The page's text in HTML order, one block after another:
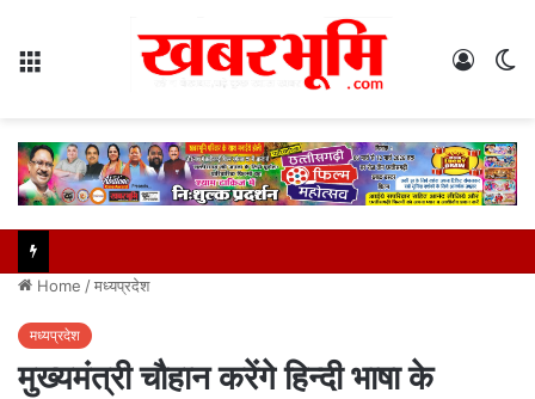
Log
Home /मध्यप्रदेश
मध्यप्रदेश
मुख्यमंत्री चौहान करेंगे हिन्दी भाषा के